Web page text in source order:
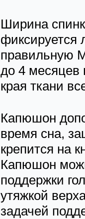
Ширина
фиксируется
правильную
до 4 месяцев
края ткани
Капюшон
время сна,
крепится на
Капюшон
поддержки
утяжкой
задачей